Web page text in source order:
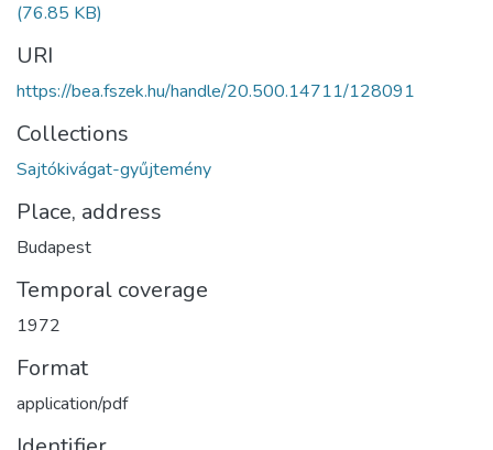
(76.85 KB)
URI
https://bea.fszek.hu/handle/20.500.14711/128091
Collections
Sajtókivágat-gyűjtemény
Place, address
Budapest
Temporal coverage
1972
Format
application/pdf